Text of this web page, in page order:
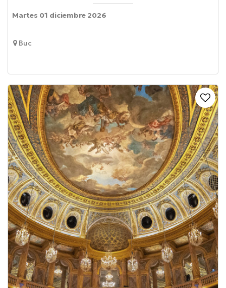
Buc
Martes 01 diciembre 2026